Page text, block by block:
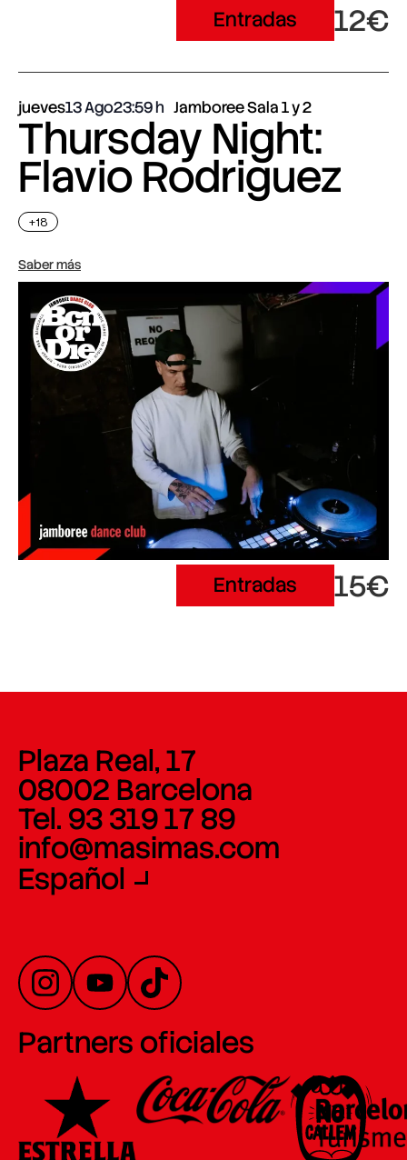
Entradas 12€
jueves13 Ago23:59 Jamboree Sala 1 y 2
Thursday Night:
Flavio Rodriguez
+18
Saber más
Entradas 15€
Plaza Real, 17
08002 Barcelona
Tel. 93 319 17 89
info@masimas.com
Español
Partners oficiales